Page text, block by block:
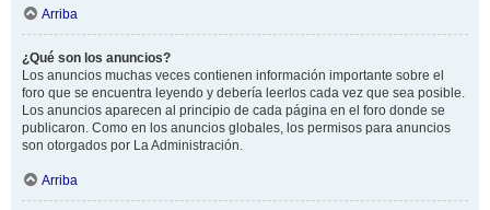
Arriba
¿Qué son los anuncios?
Los anuncios muchas veces contienen información importante sobre el
foro que se encuentra leyendo y debería leerlos cada vez que sea posible.
Los anuncios aparecen al principio de cada página en el foro donde se
publicaron. Como en los anuncios globales, los permisos para anuncios
son otorgados por La Administración.
Arriba